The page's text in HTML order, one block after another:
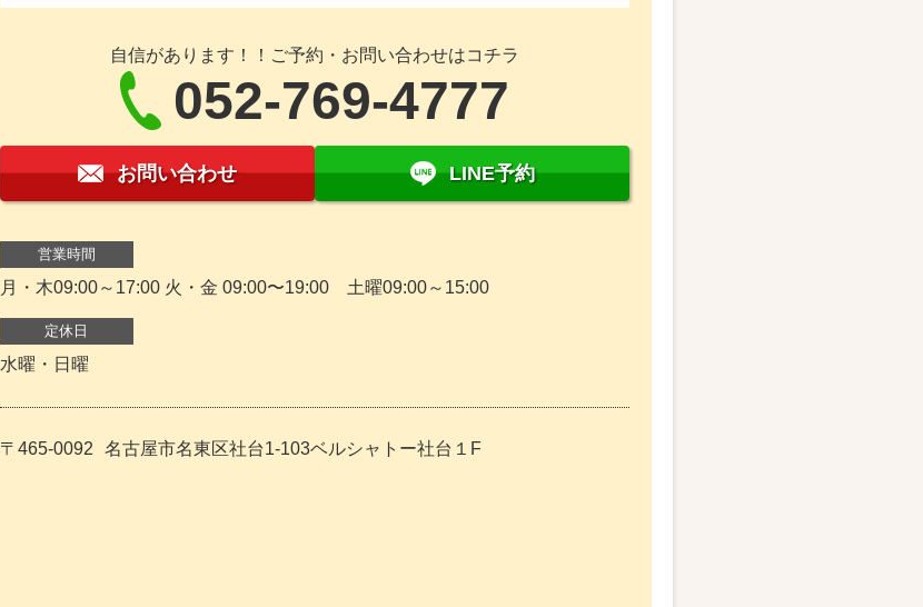
自信があります！！ご予約・お問い合わせはコチラ
052-769-4777
お問い合わせ LINE予約
営業時間
月・木09:00～17:00 火・金 09:00〜19:00 土曜09:00～15:00
定休日
水曜・日曜
〒465-0092 名古屋市名東区社台1-103ベルシャトー社台１F